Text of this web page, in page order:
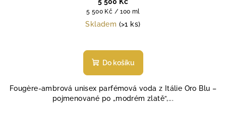
Měrná
cena:
5 500 Kč / 100 ml
Skladem (>1 ks)
Do košíku
Fougère-ambrová unisex parfémová voda z Itálie Oro Blu –
pojmenované po „modrém zlatě“,...